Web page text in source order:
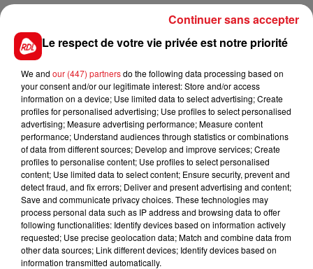
Une colère accentuée après les révélations de
Médiapart, qui a rendu public le fait que le ministre de
l’éducation, Jean Michel Blanquer était en vacances à
Ibiza, le 2 janvier, lors de l’annonce du nouveau
protocole sanitaire, à la veille de la rentrée scolaire.
Les enseignants devraient aussi être nombreux à
répondre à l’appel à la grève interprofessionnel lancé
dans le public et le privé, pour la journée du 27 janvier.
FIL D'ACTUS
Le respect de votre vie privée est notre priorité
We and our (447) partnersdo the following data processing based on
your consent and/or our legitimate interest: Store and/or access
information on a device; Use limited data to select advertising; Create
profiles for personalised advertising; Use profiles to select personalised
advertising; Measure advertising performance; Measure content
performance; Understand audiences through statistics or combinations
of data from different sources; Develop and improve services; Create
profiles to personalise content; Use profiles to select personalised
content; Use limited data to select content; Ensure security, prevent and
detect fraud, and fix errors; Deliver and present advertising and content;
Save and communicate privacy choices. These technologies may
process personal data such as IP address and browsing data to offer
following functionalities: Identify devices based on information actively
requested; Use precise geolocation data; Match and combine data from
other data sources; Link different devices; Identify devices based on
information transmitted automatically.
Continuer sans accepter